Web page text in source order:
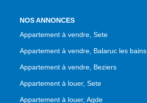
NOS ANNONCES
Appartement à vendre, Sete
Appartement à vendre, Balaruc les bains
Appartement à vendre, Beziers
Appartement à louer, Sete
Appartement à louer, Agde